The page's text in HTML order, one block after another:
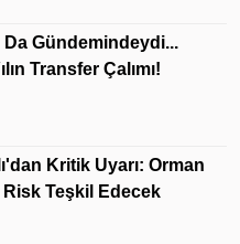
Da Gündemindeydi...
Transfer Çalımı!
Kritik Uyarı: Orman
Risk Teşkil Edecek